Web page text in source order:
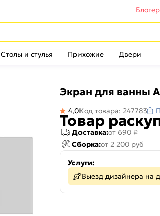
Столы и стулья Прихожие Двери
Экран для ванны
4,0Код товара: 247783
Товар
Доставка:от 690 ₽
Сборка:от 2 200 руб
Услуги:
Выезд дизайнера на